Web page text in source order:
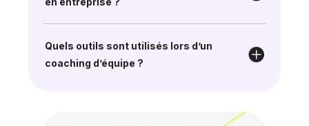
Quels outils sont utilisés lors d’un
coaching d’équipe ?